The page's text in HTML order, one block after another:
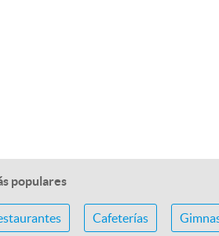
populares
Cafeterías